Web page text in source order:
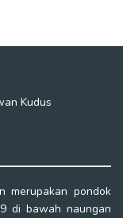
merupakan pondok
di bawah naungan